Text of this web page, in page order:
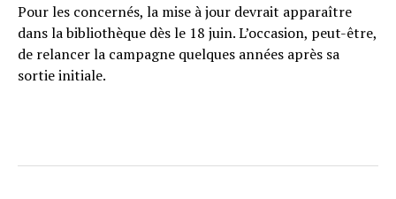
Pour les concernés, la mise à jour devrait apparaître
dans la bibliothèque dès le 18 juin. L’occasion, peut-être,
de relancer la campagne quelques années après sa
sortie initiale.